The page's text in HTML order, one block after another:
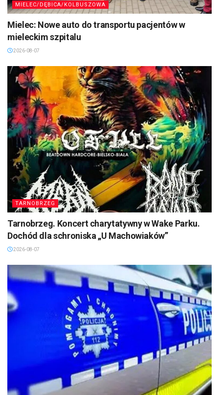
MIELEC/DĘBICA/KOLBUSZOWA
Mielec: Nowe auto do transportu pacjentów w
mieleckim szpitalu
2026-08-07
TARNOBRZEG
Tarnobrzeg. Koncert charytatywny w Wake Parku.
Dochód dla schroniska „U Machowiaków”
2026-08-07